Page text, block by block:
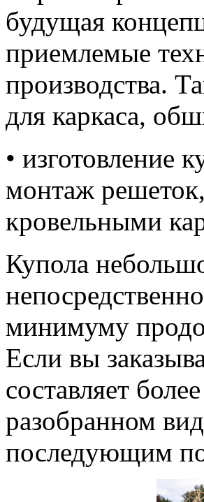
будущая
приемлемые
производства.
для каркаса,
• изготовление
монтаж
кровельными
Купола
минимуму
Если вы
составляет
разобранном
последующим